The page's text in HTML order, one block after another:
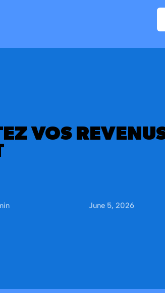
VOS
June 5, 2026